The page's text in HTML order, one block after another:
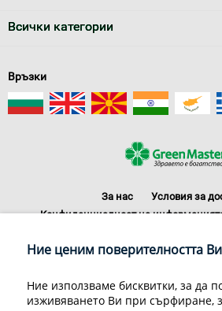
Всички категории
Връзки
За нас
Условия за
Конфиденциалност на
Контакти
070070220
© 1998-2020 Green Master Group Ltd,
Ние ценим поверителността
Ние използваме бисквитки, за да
изживяването Ви при сърфиране,